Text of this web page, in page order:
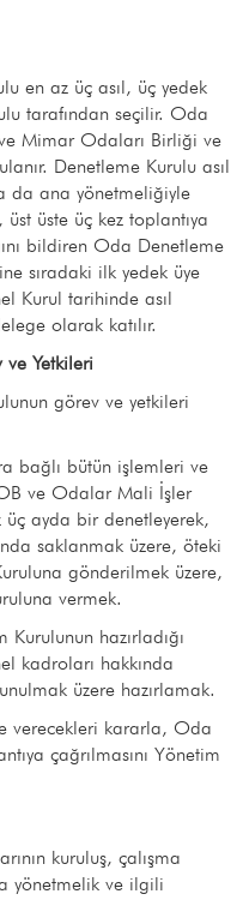
en az üç asıl, üç yedek
tarafından seçilir. Oda
Mimar Odaları Birliği ve
Denetleme Kurulu asıl
da ana yönetmeliğiyle
üste üç kez toplantıya
bildiren Oda Denetleme
sıradaki ilk yedek üye
Kurul tarihinde asıl
olarak katılır.
Yetkileri
görev ve yetkileri
bağlı bütün işlemleri ve
ve Odalar Mali İşler
ayda bir denetleyerek,
saklanmak üzere, öteki
gönderilmek üzere,
vermek.
hazırladığı
kadroları hakkında
üzere hazırlamak.
verecekleri kararla, Oda
çağrılmasını Yönetim
kuruluş, çalışma
yönetmelik ve ilgili